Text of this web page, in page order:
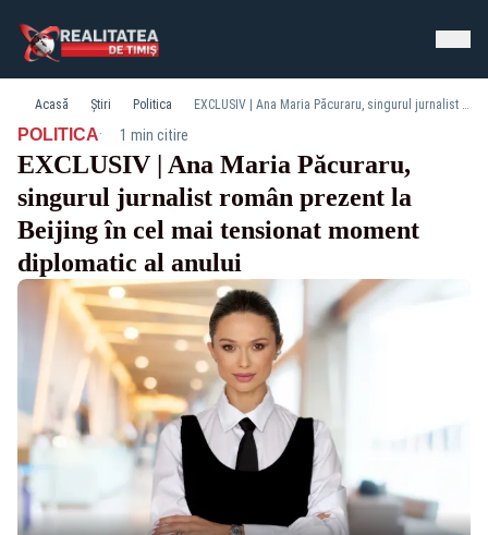
Acasă Știri Politica EXCLUSIV | Ana Maria Păcuraru, singurul jurnalist român prezent la Beijing în cel mai tensionat moment diplomatic al anului
POLITICA· 1 min citire
EXCLUSIV | Ana Maria Păcuraru,
singurul jurnalist român prezent la
Beijing în cel mai tensionat moment
diplomatic al anului